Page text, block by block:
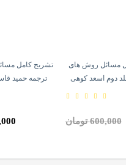
مسائل روش های
دوم اسعد کوهی
600,000 تومان
تشریح کامل
ترجمه حمید